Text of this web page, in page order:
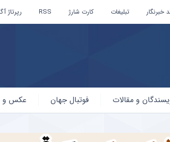
خبرنگار تبلیغات کارت شارژ RSS رپرتاژ
و مقالات فوتبال جهان عکس و